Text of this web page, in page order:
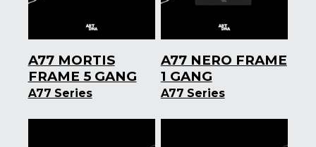
A77 MORTIS
FRAME 5 GANG
A77 Series
A77 NERO FRAME
1 GANG
A77 Series